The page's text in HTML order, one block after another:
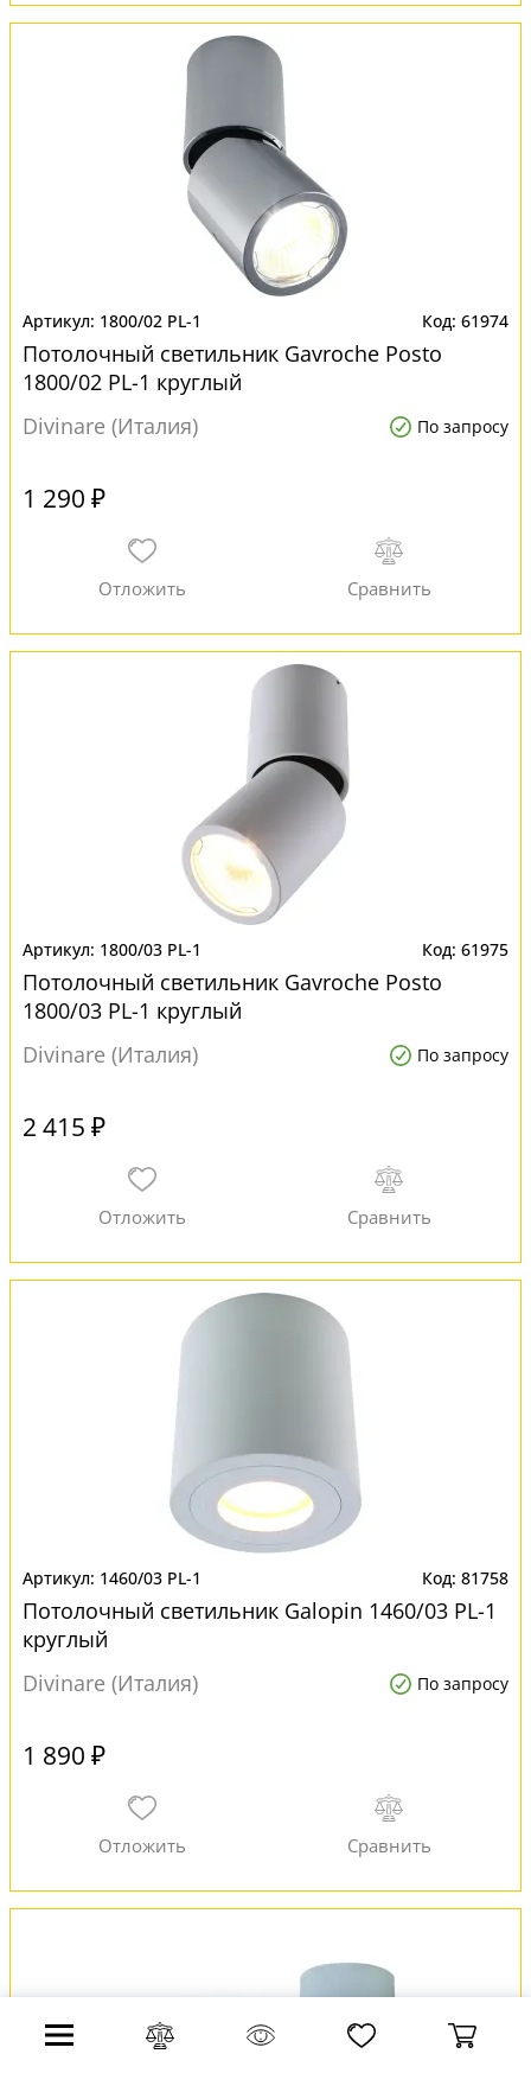
1800/02 PL-1 61974
Потолочный светильник Gavroche Posto
1800/02 PL-1 круглый
Divinare (Италия)
По запросу
1 290 ₽
1800/03 PL-1 61975
Потолочный светильник Gavroche Posto
1800/03 PL-1 круглый
Divinare (Италия)
По запросу
2 415 ₽
1460/03 PL-1 81758
Потолочный светильник Galopin 1460/03 PL-1
круглый
Divinare (Италия)
По запросу
1 890 ₽